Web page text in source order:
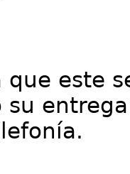
que este
su